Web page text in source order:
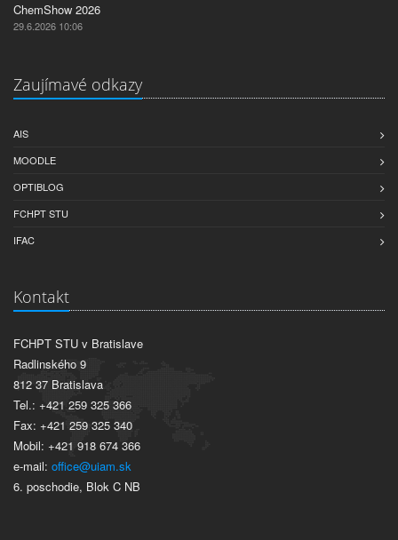
ChemShow 2026
29.6.2026 10:06
Zaujímavé odkazy
AIS
MOODLE
OPTIBLOG
FCHPT STU
IFAC
Kontakt
FCHPT STU v Bratislave
Radlinského 9
812 37 Bratislava
Tel.: +421 259 325 366
Fax: +421 259 325 340
Mobil: +421 918 674 366
e-mail: office@uiam.sk
6. poschodie, Blok C NB